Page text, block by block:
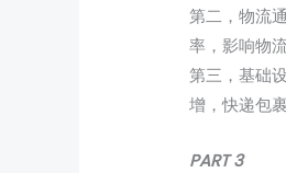
第二，物流
率，影响物流
第三，基础
增，快递包
PART 3